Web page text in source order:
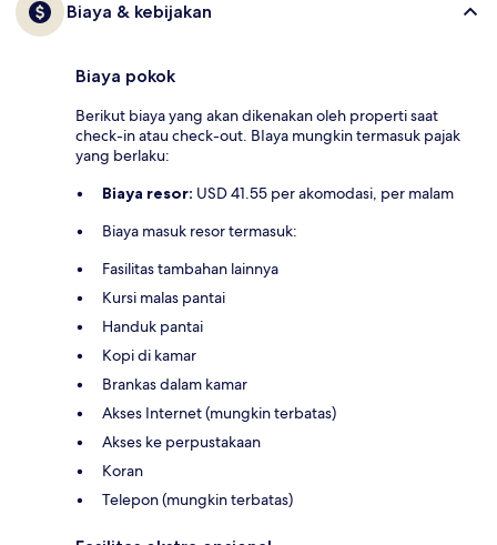
Biaya & kebijakan
Biaya pokok
Berikut biaya yang akan dikenakan oleh properti saat
check-in atau check-out. BIaya mungkin termasuk pajak
yang berlaku:
Biaya resor: USD 41.55 per akomodasi, per malam
Biaya masuk resor termasuk:
Fasilitas tambahan lainnya
Kursi malas pantai
Handuk pantai
Kopi di kamar
Brankas dalam kamar
Akses Internet (mungkin terbatas)
Akses ke perpustakaan
Koran
Telepon (mungkin terbatas)